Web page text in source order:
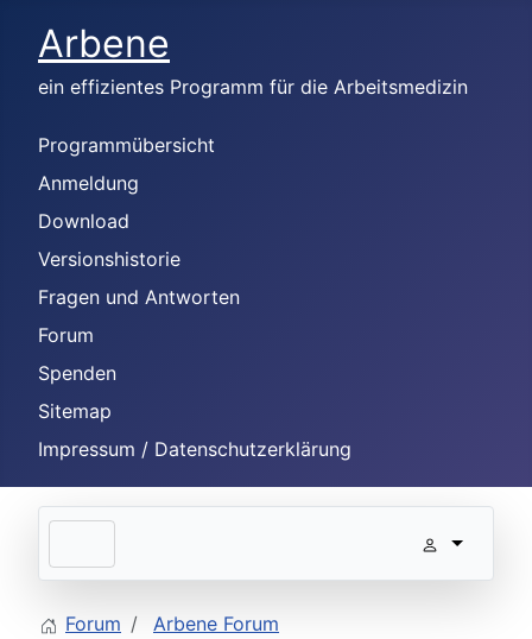
Arbene
ein effizientes Programm für die Arbeitsmedizin
Programmübersicht
Anmeldung
Download
Versionshistorie
Fragen und Antworten
Forum
Spenden
Sitemap
Impressum / Datenschutzerklärung
Forum
Arbene Forum